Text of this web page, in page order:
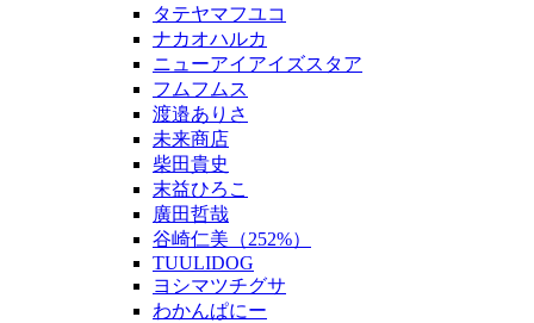
タテヤマフユコ
ナカオハルカ
ニューアイアイズスタア
フムフムス
渡邉ありさ
未来商店
柴田貴史
末益ひろこ
廣田哲哉
谷崎仁美（252%）
TUULIDOG
ヨシマツチグサ
わかんぱにー